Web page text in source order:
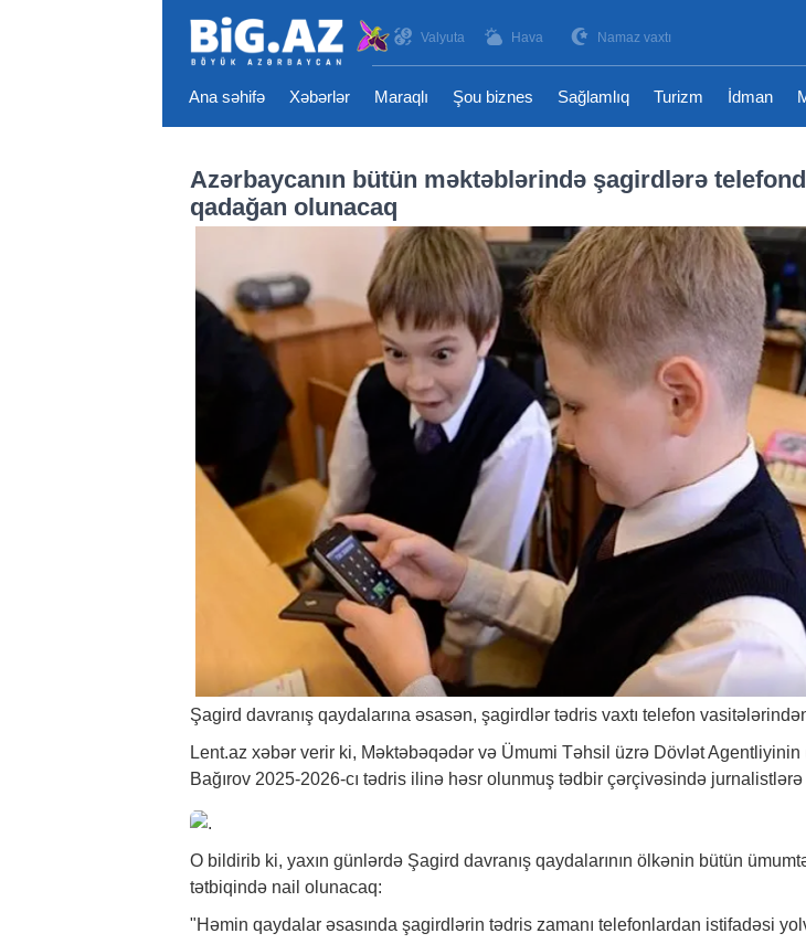
Valyuta Hava Namaz vaxtı
Ana səhifə Xəbərlər Maraqlı Şou biznes Sağlamlıq Turizm İdman
Azərbaycanın bütün məktəblərində şagirdlərə
qadağan olunacaq
Şagird davranış qaydalarına əsasən, şagirdlər tədris vaxtı telefon
Lent.az xəbər verir ki, Məktəbəqədər və Ümumi Təhsil üzrə Dövlət
Bağırov 2025-2026-cı tədris ilinə həsr olunmuş tədbir çərçivəsində jurnalistlərə
O bildirib ki, yaxın günlərdə Şagird davranış qaydalarının ölkənin bütün
tətbiqində nail olunacaq:
"Həmin qaydalar əsasında şagirdlərin tədris zamanı telefonlardan istifadəsi